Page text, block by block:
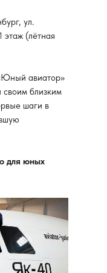
ул.
(лётная
авиатор»
близким
шаги в
для юных